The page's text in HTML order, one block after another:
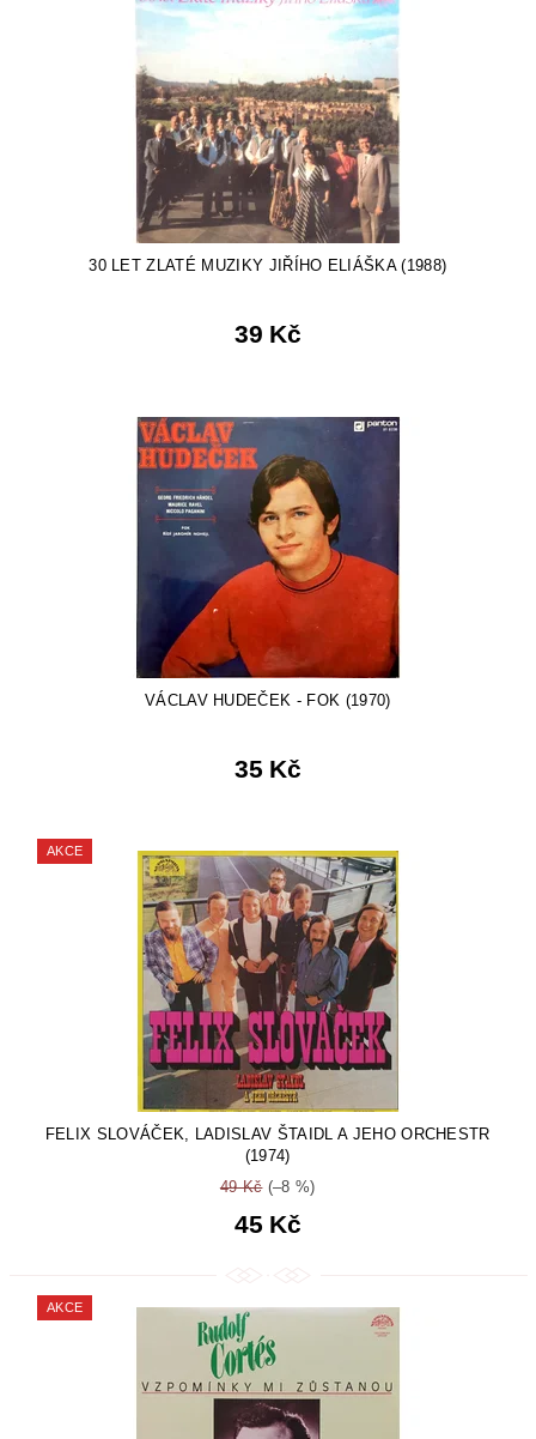
30 LET ZLATÉ MUZIKY JIŘÍHO ELIÁŠKA (1988)
39 Kč
VÁCLAV HUDEČEK - FOK (1970)
35 Kč
AKCE
FELIX SLOVÁČEK, LADISLAV ŠTAIDL A JEHO ORCHESTR
(1974)
49 Kč(–8 %)
45 Kč
AKCE